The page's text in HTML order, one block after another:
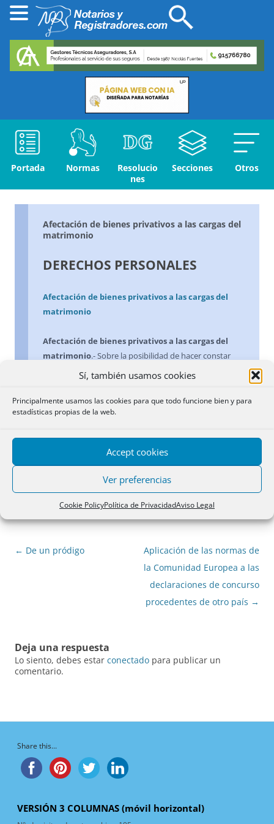
Sí, también usamos cookies
Principalmente usamos las cookies para que todo funcione bien y para
estadísticas propias de la web.
Accept cookies
Ver preferencias
Cookie PolicyPolítica de PrivacidadAviso Legal
Portada Normas
Resolucio
nes
Secciones Otros
Afectación de bienes privativos a las cargas del
matrimonio
DERECHOS PERSONALES
Afectación de bienes privativos a las cargas del
matrimonio
Afectación de bienes privativos a las cargas del
matrimonio.- Sobre la posibilidad de hacer constar
esta afectación, ver el apartado “
BIENES PRIVATIVOS.
28 septiembre 2010
Navegación
← De un pródigo
Aplicación de las normas de
la Comunidad Europea a las
declaraciones de concurso
procedentes de otro país →
Deja una respuesta
Lo siento, debes estar conectado para publicar un
comentario.
Share this...
VERSIÓN 3 COLUMNAS (móvil horizontal)